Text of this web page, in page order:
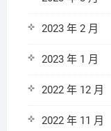
2023 年 2 月
2023 年 1 月
2022 年 12 月
2022 年 11 月